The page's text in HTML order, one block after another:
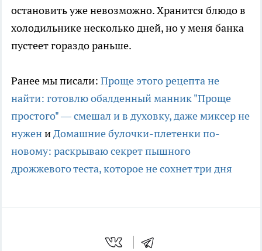
остановить уже невозможно. Хранится блюдо в
холодильнике несколько дней, но у меня банка
пустеет гораздо раньше.
Ранее мы писали: Проще этого рецепта не
найти: готовлю обалденный манник "Проще
простого" — смешал и в духовку, даже миксер не
нужениДомашние булочки-плетенки по-
новому: раскрываю секрет пышного
дрожжевого теста, которое не сохнет три дня